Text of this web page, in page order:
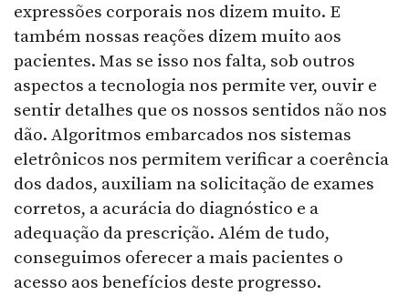
expressões corporais nos dizem muito. E
também nossas reações dizem muito aos
pacientes. Mas se isso nos falta, sob outros
aspectos a tecnologia nos permite ver, ouvir e
sentir detalhes que os nossos sentidos não nos
dão. Algoritmos embarcados nos sistemas
eletrônicos nos permitem verificar a coerência
dos dados, auxiliam na solicitação de exames
corretos, a acurácia do diagnóstico e a
adequação da prescrição. Além de tudo,
conseguimos oferecer a mais pacientes o
acesso aos benefícios deste progresso.